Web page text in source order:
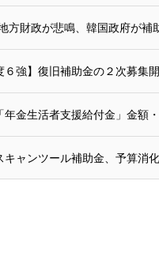
方財政が悲鳴、韓国政府が
６強】復旧補助金の２次募
年金生活者支援給付金」金額
キャンツール補助金、予算消